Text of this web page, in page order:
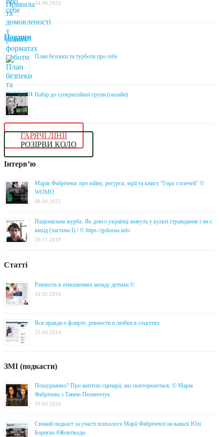
04.06.2026
Новини
План безпеки та турботи про себе
Набір до супервізійної групи (онлайн)
ГАРЯЧІ ЛІНІЇ
РОЗІРВИ КОЛО
Інтерв’ю
Марія Фабрічева: про війну, ресурси, мрії та книгу “Гора з плечей” ©
WOMO
08.04.2025
Національна журба. Як довго українці живуть у культі страждання і чи є
вихід (частина I) / © https://golosua.info
26.11.2018
Статті
Ревность в отношениях между детьми ©
16.02.2016
Вся правда о флирте, ревности и любви в соцсетях
25.04.2014
ЗМІ (подкасти)
Пошуршимо? Про життєві сценарії, які повторюються. © Марія
Фабрічева з Танею Пилипччук
19.04.2026
Свіжий подкаст за участі психолога Марії Фабрічевої на каналі Юлі
Бориско #Жовтікеди